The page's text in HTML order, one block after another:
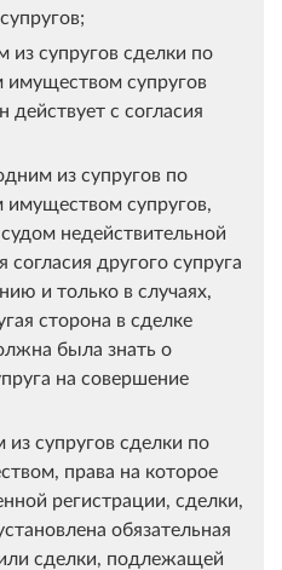
супругов сделки по
супругов
действует с согласия
из супругов по
супругов,
недействительной
другого супруга
и только в случаях,
сторона в сделке
была знать о
на совершение
супругов сделки по
права на которое
регистрации, сделки,
обязательная
сделки, подлежащей